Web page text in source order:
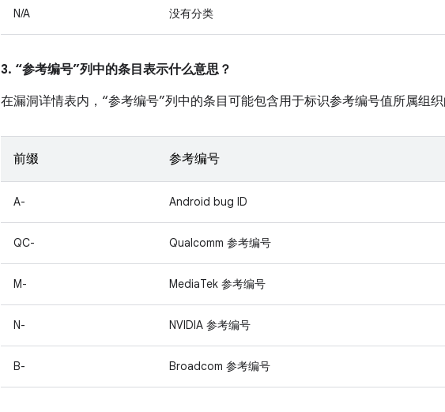
N/A 没有分类
3. “参考编号”列中的条目表示什么意思？
在漏洞详情表内，“参考编号”列中的条目可能包含用于标识参考编号值所属组
前缀 参考编号
A- Android bug ID
QC- Qualcomm 参考编号
M- MediaTek 参考编号
N- NVIDIA 参考编号
B- Broadcom 参考编号